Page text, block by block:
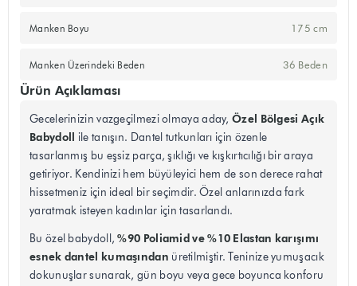
Manken Boyu 175 cm
Manken Üzerindeki Beden 36 Beden
Ürün Açıklaması
Gecelerinizin vazgeçilmezi olmaya aday, Özel Bölgesi Açık
Babydoll
ile tanışın. Dantel tutkunları için özenle
tasarlanmış bu eşsiz parça, şıklığı ve kışkırtıcılığı bir araya
getiriyor. Kendinizi hem büyüleyici hem de son derece rahat
hissetmeniz için ideal bir seçimdir. Özel anlarınızda fark
yaratmak isteyen kadınlar için tasarlandı.
Bu özel babydoll,%90 Poliamid ve %10 Elastan karışımı
esnek dantel kumaşından üretilmiştir. Teninize yumuşacık
dokunuşlar sunarak, gün boyu veya gece boyunca konforu